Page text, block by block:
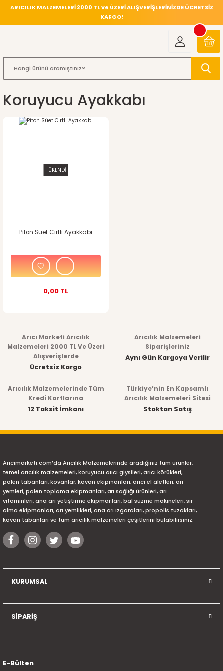
ARICILIK MALZEMELERİ 2000 TL ve ÜZERİ ALIŞVERİŞLERİNİZDE ÜCRETSİZ
KARGO!
Koruyucu Ayakkabı
TÜKENDİ
Piton Süet Cırtlı Ayakkabı
0,00 TL
Arıcı Marketi Arıcılık
Malzemeleri 2000 TL Ve Üzeri
Alışverişlerde
Ücretsiz Kargo
Arıcılık Malzemeleri
Siparişleriniz
Aynı Gün Kargoya Verilir
Arıcılık Malzemelerinde Tüm
Kredi Kartlarına
12 Taksit İmkanı
Türkiye’nin En Kapsamlı
Arıcılık Malzemeleri Sitesi
Stoktan Satış
Arıcımarketi.com’da Arıcılık Malzemelerinde aradığınız tüm ürünler,
temel arıcılık malzemeleri, koruyucu arıcı giysileri, arıcı körükleri,
polen tabanları, kovanlar, kovan ekipmanları, arıcı el aletleri, arı
yemleri, polen toplama ekipmanları, arı sağlığı ürünleri, arı
vitaminleri, ana arı yetiştirme ekipmanları, bal süzme makineleri, sır
alma ekipmanları, arı yemlikleri, ana arı ızgaraları, propolis tuzakları,
kovan tabanları ve tüm arıcılık malzemeleri çeşitlerini bulabilirsiniz.
KURUMSAL
SİPARİŞ
E-Bülten